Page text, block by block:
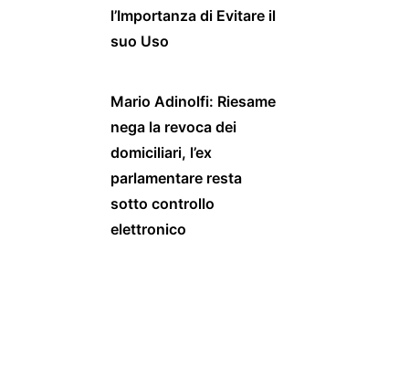
l’Importanza di Evitare il
suo Uso
Mario Adinolfi: Riesame
nega la revoca dei
domiciliari, l’ex
parlamentare resta
sotto controllo
elettronico